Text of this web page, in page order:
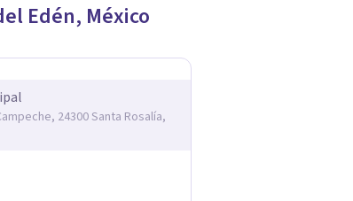
Edén, México
24300 Santa Rosalía,